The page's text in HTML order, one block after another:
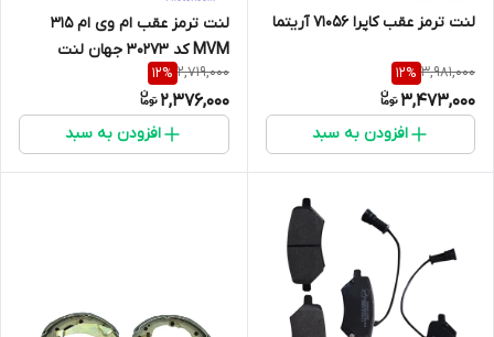
لنت ترمز عقب کاپرا 71056 آریتما
3,981,000
12%
3,473,000
افزودن به سبد
لنت ترمز عقب ام وی ام 315
MVM کد 30273 جهان لنت
2,719,000
12%
2,376,000
افزودن به سبد